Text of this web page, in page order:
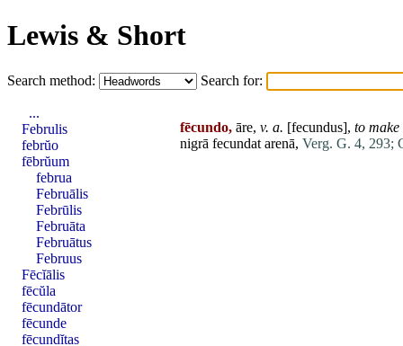
Lewis & Short
Search method: Search for:
fēcundo, āre, v. a. [fecundus], to
nigrā fecundat arenā, Verg. G. 4, 293;
...
Februlis
febrŭo
fēbrŭum
februa
Februālis
Febrūlis
Februāta
Februātus
Februus
Fēcĭālis
fēcŭla
fēcundātor
fēcunde
fēcundĭtas